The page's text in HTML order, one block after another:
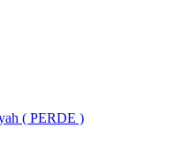
( PERDE )